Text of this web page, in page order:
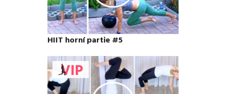
HIIT horní partie #5